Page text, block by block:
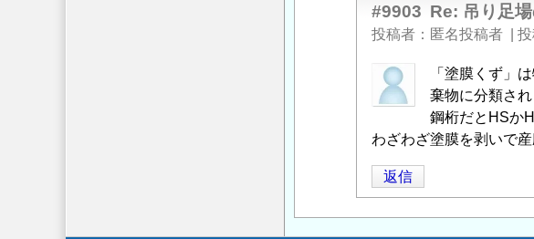
よ
る
吊
り
場
の
積
#9903 Re: 吊り足
投稿者 匿名投稿者
匿
名
稿
に
「塗膜くず」
棄物に分類され
鋼桁だとHSか
わざわざ塗膜を剥いで
返信